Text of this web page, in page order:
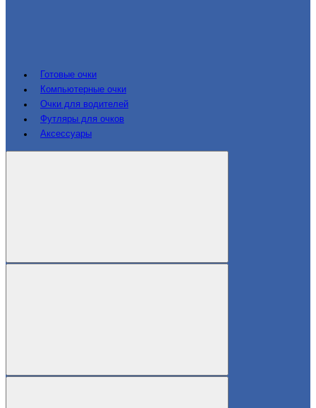
Готовые очки
Компьютерные очки
Очки для водителей
Футляры для очков
Аксессуары